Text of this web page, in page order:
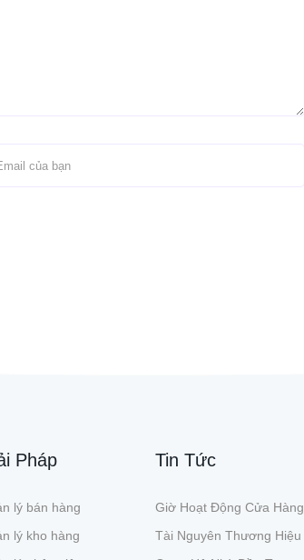
Pháp
lý bán hàng
lý kho hàng
Tin Tức
Giờ Hoạt Động Cửa Hàng
Tài Nguyên Thương Hiệu